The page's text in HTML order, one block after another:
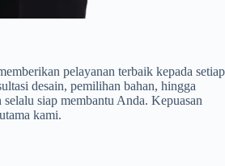
pelayanan terbaik kepada setiap
desain, pemilihan bahan, hingga
siap membantu Anda. Kepuasan
kami.